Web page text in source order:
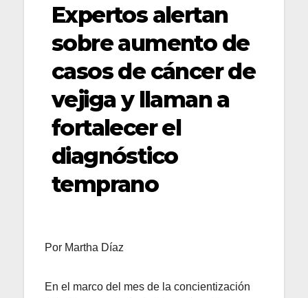
Expertos alertan
sobre aumento de
casos de cáncer de
vejiga y llaman a
fortalecer el
diagnóstico
temprano
Por Martha Díaz
En el marco del mes de la concientización